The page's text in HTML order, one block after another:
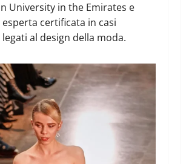
University in the Emirates e
certificata in casi
al design della moda.